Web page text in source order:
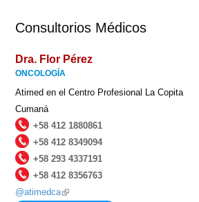
Consultorios Médicos
Dra. Flor Pérez
ONCOLOGÍA
Atimed en el Centro Profesional La Copita
Cumaná
+58 412 1880861
+58 412 8349094
+58 293 4337191
+58 412 8356763
@atimedca(link